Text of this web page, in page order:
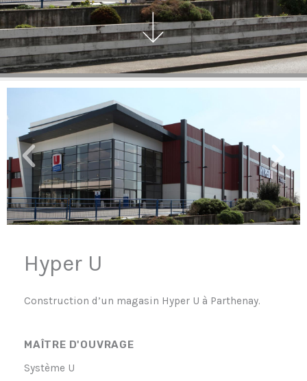
Hyper U
Construction d’un magasin Hyper U à Parthenay.
MAÎTRE D'OUVRAGE
Système U